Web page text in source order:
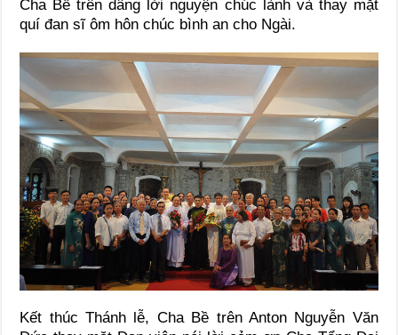
Cha Bề trên dâng lời nguyện chúc lành và thay mặt
quí đan sĩ ôm hôn chúc bình an cho Ngài.
Kết thúc Thánh lễ, Cha Bề trên Anton Nguyễn Văn